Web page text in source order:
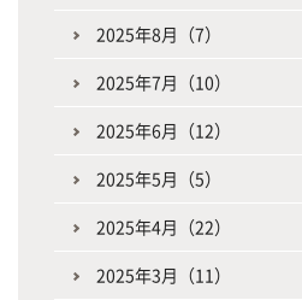
2025年8月（7）
2025年7月（10）
2025年6月（12）
2025年5月（5）
2025年4月（22）
2025年3月（11）